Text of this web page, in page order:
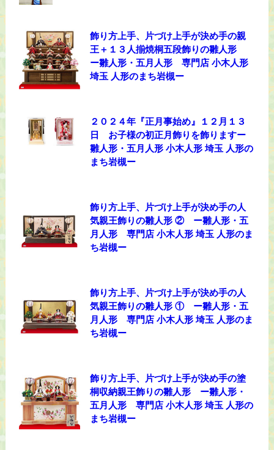
飾り方上手、片づけ上手が決め手の親
王＋１３人揃焼桐五段飾りの雛人形
ー雛人形・五月人形 専門店 小木人形
埼玉 人形のまち岩槻ー
２０２４年『正月事始め』１２月１３
日 お子様の初正月飾りを飾りますー
雛人形・五月人形 小木人形 埼玉 人形の
まち岩槻ー
飾り方上手、片づけ上手が決め手の人
気親王飾りの雛人形 ② ー雛人形・五
月人形 専門店 小木人形 埼玉 人形のま
ち岩槻ー
飾り方上手、片づけ上手が決め手の人
気親王飾りの雛人形 ① ー雛人形・五
月人形 専門店 小木人形 埼玉 人形のま
ち岩槻ー
飾り方上手、片づけ上手が決め手の塗
桐収納親王飾りの雛人形 ー雛人形・
五月人形 専門店 小木人形 埼玉 人形の
まち岩槻ー